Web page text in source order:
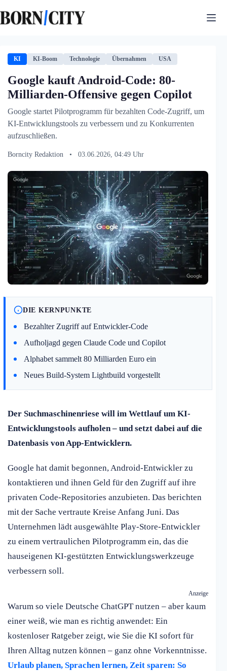
Inhalt
springen
KI KI-Boom Technologie Übernahmen USA
Google kauft Android-Code: 80-
Milliarden-Offensive gegen Copilot
Google startet Pilotprogramm für bezahlten Code-Zugriff, um
KI-Entwicklungstools zu verbessern und zu Konkurrenten
aufzuschließen.
Borncity Redaktion • 03.06.2026, 04:49 Uhr
DIE KERNPUNKTE
Bezahlter Zugriff auf Entwickler-Code
Aufholjagd gegen Claude Code und Copilot
Alphabet sammelt 80 Milliarden Euro ein
Neues Build-System Lightbuild vorgestellt
Der Suchmaschinenriese will im Wettlauf um KI-
Entwicklungstools aufholen – und setzt dabei auf die
Datenbasis von App-Entwicklern.
Google hat damit begonnen, Android-Entwickler zu
kontaktieren und ihnen Geld für den Zugriff auf ihre
privaten Code-Repositories anzubieten. Das berichten
mit der Sache vertraute Kreise Anfang Juni. Das
Unternehmen lädt ausgewählte Play-Store-Entwickler
zu einem vertraulichen Pilotprogramm ein, das die
hauseigenen KI-gestützten Entwicklungswerkzeuge
verbessern soll.
Anzeige
Warum so viele Deutsche ChatGPT nutzen – aber kaum
einer weiß, wie man es richtig anwendet: Ein
kostenloser Ratgeber zeigt, wie Sie die KI sofort für
Ihren Alltag nutzen können – ganz ohne Vorkenntnisse.
Urlaub planen, Sprachen lernen, Zeit sparen: So